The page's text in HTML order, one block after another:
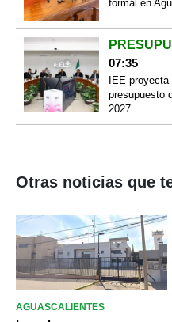
formal en
07:35
IEE
presupuesto
2027
Otras noticias que
AGUASCALIENTES